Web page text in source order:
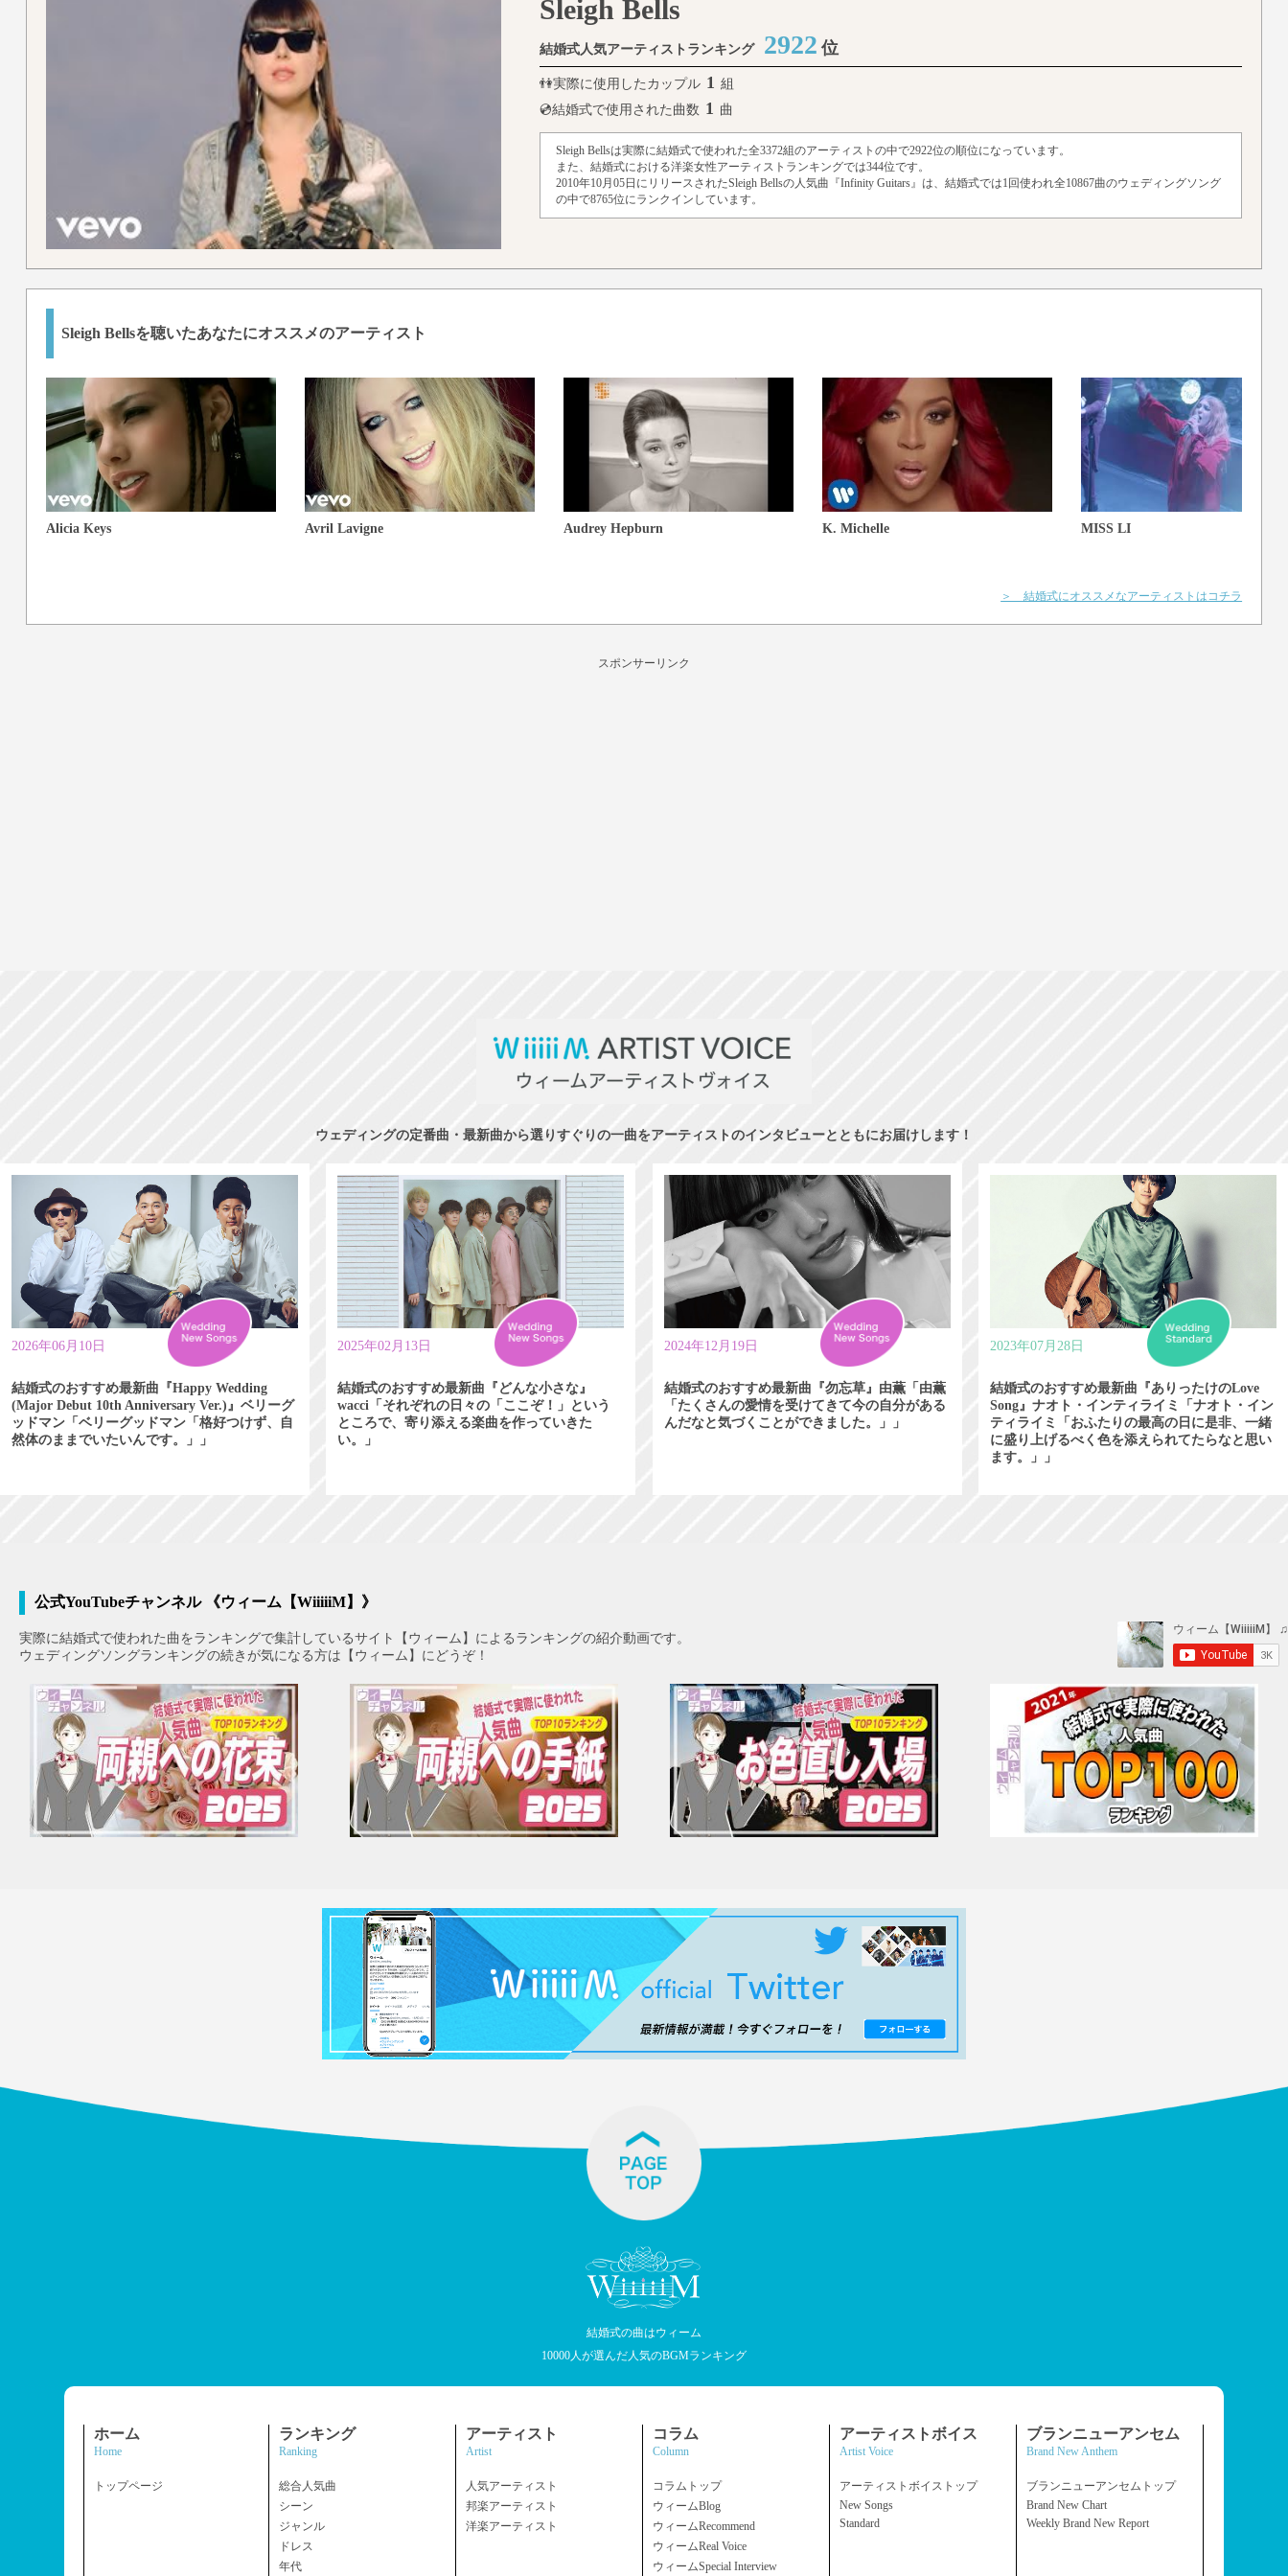
Sleigh Bells
結婚式人気アーティストランキング 2922 位
👫実際に使用したカップル 1 組
💿結婚式で使用された曲数 1 曲
Sleigh Bellsは実際に結婚式で使われた全3372組のアーティストの中で2922位の順位になっています。
また、結婚式における洋楽女性アーティストランキングでは344位です。
2010年10月05日にリリースされたSleigh Bellsの人気曲『Infinity Guitars』は、結婚式では1回使われ全10867曲のウェディングソング
の中で8765位にランクインしています。
Sleigh Bellsを聴いたあなたにオススメのアーティスト
Alicia Keys Avril Lavigne Audrey Hepburn K. Michelle MISS LI
＞ 結婚式にオススメなアーティストはコチラ
スポンサーリンク
ウェディングの定番曲・最新曲から選りすぐりの一曲をアーティストのインタビューとともにお届けします！
2026年06月10日
結婚式のおすすめ最新曲『Happy Wedding
(Major Debut 10th Anniversary Ver.)』ベリーグ
ッドマン「ベリーグッドマン「格好つけず、自
然体のままでいたいんです。」」
2025年02月13日
結婚式のおすすめ最新曲『どんな小さな』
wacci「それぞれの日々の「ここぞ！」という
ところで、寄り添える楽曲を作っていきた
い。」
2024年12月19日
結婚式のおすすめ最新曲『勿忘草』由薫「由薫
「たくさんの愛情を受けてきて今の自分がある
んだなと気づくことができました。」」
2023年07月28日
結婚式のおすすめ最新曲『ありったけのLove
Song』ナオト・インティライミ「ナオト・イン
ティライミ「おふたりの最高の日に是非、一緒
に盛り上げるべく色を添えられてたらなと思い
ます。」」
公式YouTubeチャンネル 《ウィーム【WiiiiiM】》
実際に結婚式で使われた曲をランキングで集計しているサイト【ウィーム】によるランキングの紹介動画です。
ウェディングソングランキングの続きが気になる方は【ウィーム】にどうぞ！
結婚式の曲はウィーム
10000人が選んだ人気のBGMランキング
ホーム
Home
トップページ
ランキング
Ranking
総合人気曲
シーン
ジャンル
ドレス
年代
アーティスト
Artist
人気アーティスト
邦楽アーティスト
洋楽アーティスト
コラム
Column
コラムトップ
ウィームBlog
ウィームRecommend
ウィームReal Voice
ウィームSpecial Interview
アーティストボイス
Artist Voice
アーティストボイストップ
New Songs
Standard
ブランニューアンセム
Brand New Anthem
ブランニューアンセムトップ
Brand New Chart
Weekly Brand New Report